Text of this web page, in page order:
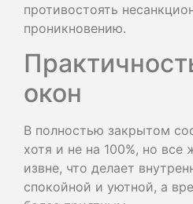
противостоять
проникновению.
окон
В полностью закрытом
хотя и не на 100%, но
извне, что делает
спокойной и уютной, а